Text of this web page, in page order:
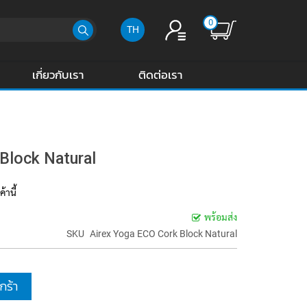
TH
0
เกี่ยวกับเรา ติดต่อเรา
Natural
านี้
พร้อมส่ง
SKU Airex Yoga ECO Cork Block Natural
ร้า